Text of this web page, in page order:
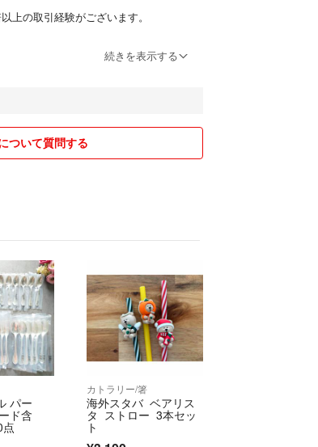
上の取引経験がございます。
慮して充分にお値下げした価格設定に
を提示の上コメントよろしくお願いい
囲以内でお願いいたします。
までお値下げ可能でしょうか？には基準
せん)
の方は、必ずお支払い予定日をお知ら
(大変迷惑な思いをしたので、もう懲り
段交渉等ございましたらお気軽にコメン
す。
続きを表示する
ついて質問する
パー
ド含
カトラリー/箸
海外スタバ ベアリス
タ ストロー 3本セッ
ト